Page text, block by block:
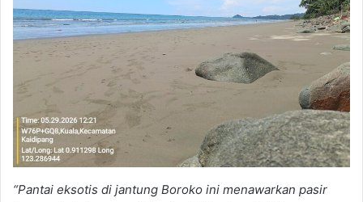
“Pantai eksotis di jantung Boroko ini menawarkan pasir